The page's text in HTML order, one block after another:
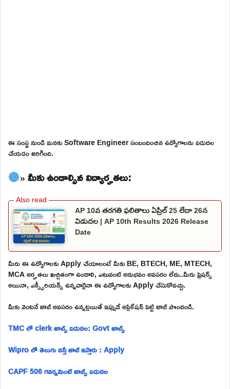
ఈ సంస్థ నుండి మనకు Software Engineer సంబందించిన ఉద్యోగాలను విడుదల
చేయడం జరిగింది.
» మీకు ఉండాల్సిన విద్యార్హతలు:
AP 10వ తరగతి ఫలితాలు ఏప్రిల్ 25 లేదా 26న
విడుదల | AP 10th Results 2026 Release
Date
మీరు ఈ ఉద్యోగాలకు Apply చేయాలంటే మీకు BE, BTECH, ME, MTECH,
MCA అర్హతలు ఖచ్చితంగా ఉండాలి, ఎటువంటి అనుభవం అవసరం లేదు..మీరు ఫ్రెషర్స్
అయినా, ఎక్స్పీరియన్స్ ఉన్నవారైనా ఈ ఉద్యోగాలకు Apply చేసుకోవచ్చు.
మీకు వెంటనే జాబ్ అవసరం ఉన్నట్లయితే ఇప్పుడే అప్లికేషన్ పెట్టి జాబ్ పొందండి.
TMC లో clerk జాబ్స్ విడుదల: Govt జాబ్స్
Wipro లో తెలుగు వస్తే జాబ్ ఇస్తారు : Apply
CAPF 506 గవర్నమెంట్ జాబ్స్ విడుదల